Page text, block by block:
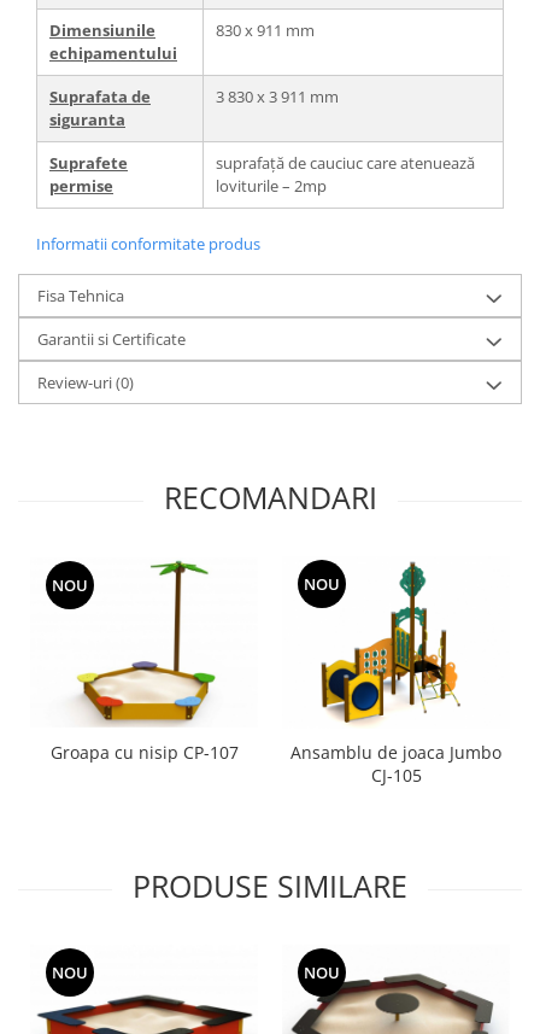
Dimensiunile
echipamentului
830 х 911 mm
Suprafata de
siguranta
3 830 х 3 911 mm
Suprafete
permise
suprafață de cauciuc care atenuează
loviturile – 2mp
Informatii conformitate produs
Fisa Tehnica
Garantii si Certificate
Review-uri(0)
RECOMANDARI
NOU
Groapa cu nisip CP-107
NOU
Ansamblu de joaca Jumbo
CJ-105
PRODUSE SIMILARE
NOU NOU